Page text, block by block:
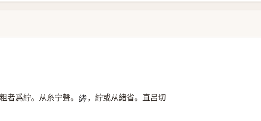
者爲紵。从糸宁聲。 𦂂 ，紵或从緒省。直呂切